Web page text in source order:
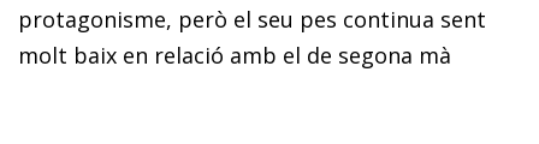
protagonisme, però el seu pes continua sent
molt baix en relació amb el de segona mà